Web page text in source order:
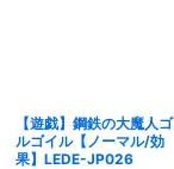
【遊戯】鋼鉄の大魔人ゴ
ルゴイル【ノーマル/効
果】LEDE-JP026